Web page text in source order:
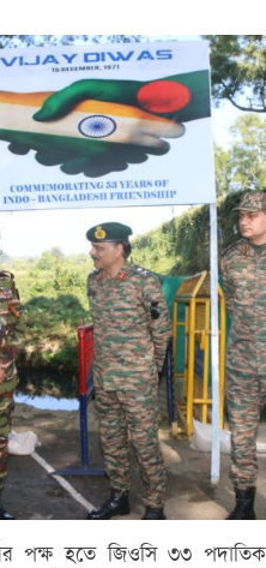
পক্ষ হতে জিওসি ৩৩ পদাতিক